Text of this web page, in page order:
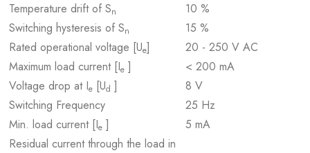
Temperature drift of Sn
10 %
Switching hysteresis of Sn
15 %
Rated operational voltage [Ue]
20 - 250 V AC
Maximum load current [Ie ]
< 200 mA
Voltage drop at Ie [Ud ]
8 V
Switching Frequency
25 Hz
Min. load current [Ie ]
5 mA
Residual current through the load in